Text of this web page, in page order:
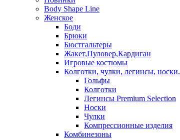
Body Shape Line
Женское
Боди
Брюки
Бюстгальтеры
Жакет,Пуловер,Кардиган
Игровые костюмы
Колготки, чулки, легинсы, носки.
Гольфы
Колготки
Легинсы Premium Selection
Носки
Чулки
Компрессионные изделия
Комбинезоны